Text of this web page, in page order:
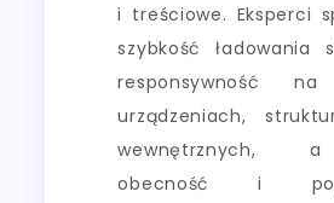
i treściowe. Eksperci
szybkość ładowania
responsywność na
urządzeniach,
wewnętrznych,
obecność i